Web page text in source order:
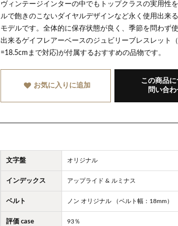
ヴィンテージインターの中でもトップクラスの実用性
ルで飽きのこないダイヤルデザインなど永く使用出来
モデルです。全体的に保存状態が良く、季節を問わず
出来るゲイフレアーベースのジュビリーブレスレット
=18.5cmまで対応)が付属するおすすめの品物です。
お気に入り に追加
この商品に
問い合わ
文字盤 オリジナル
インデックス アップライド & ルミナス
ベルト ノン オリジナル （ベルト幅：18mm）
評価 case 93％